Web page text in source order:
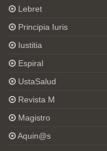
Lebret
Principia Iuris
Iustitia
Espiral
UstaSalud
Revista M
Magistro
Aquin@s